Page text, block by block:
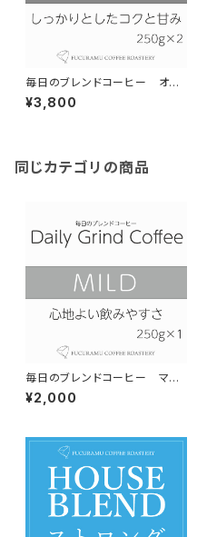
毎日のブレンドコーヒー オリ
ジナル Daily Grind Coffee 3
00g×2個
¥3,800
同じカテゴリの商品
毎日のブレンドコーヒー マイ
ルド Daily Grind Coffee 30
0g×1個
¥2,000